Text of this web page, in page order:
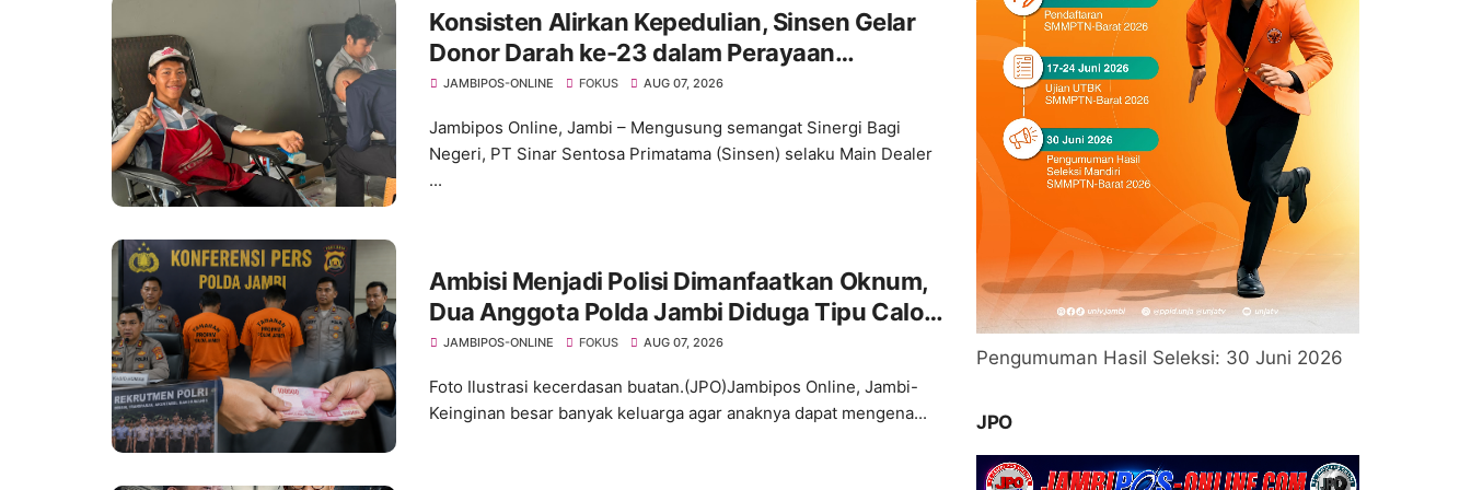
Konsisten Alirkan Kepedulian, Sinsen Gelar
Donor Darah ke-23 dalam Perayaan
Anniversary Sinsen
JAMBIPOS-ONLINE FOKUS AUG 07, 2026
Jambipos Online, Jambi – Mengusung semangat Sinergi Bagi
Negeri, PT Sinar Sentosa Primatama (Sinsen) selaku Main Dealer
...
Ambisi Menjadi Polisi Dimanfaatkan Oknum,
Dua Anggota Polda Jambi Diduga Tipu Calon
Bintara dengan Janji Kelulusan
JAMBIPOS-ONLINE FOKUS AUG 07, 2026
Foto Ilustrasi kecerdasan buatan.(JPO)Jambipos Online, Jambi-
Keinginan besar banyak keluarga agar anaknya dapat mengena...
Pengumuman Hasil Seleksi: 30 Juni 2026
JPO